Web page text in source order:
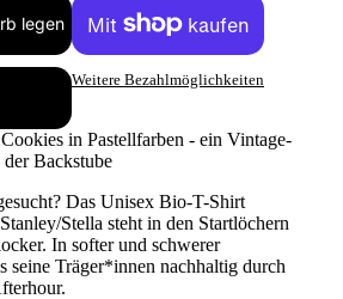
legen
Weitere Bezahlmöglichkeiten
in Pastellfarben - ein Vintage-
Backstube
Das Unisex Bio-T-Shirt
Stella steht in den Startlöchern
In softer und schwerer
seine Träger*innen nachhaltig durch